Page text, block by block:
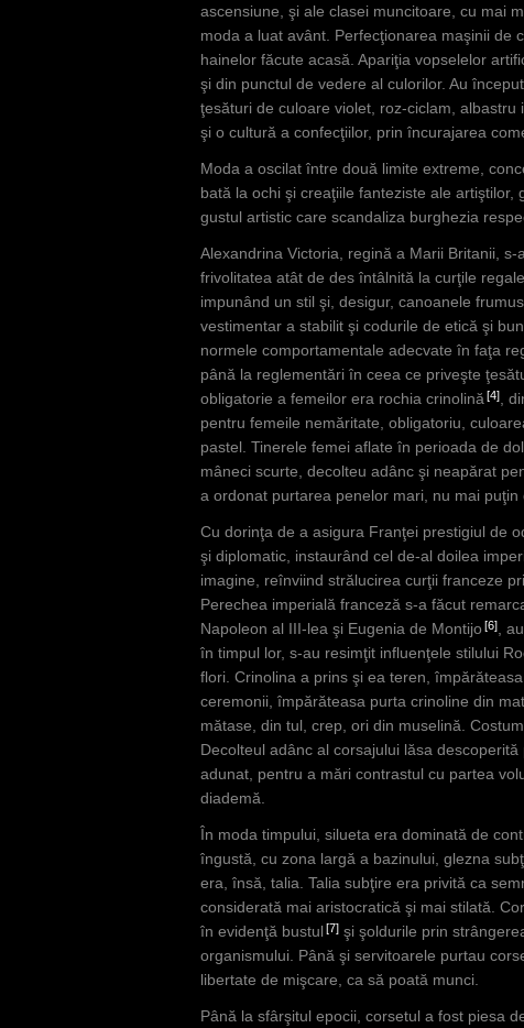
ascensiune, şi ale clasei muncitoare, cu mai
moda a luat avânt. Perfecţionarea maşinii de
hainelor făcute acasă. Apariţia vopselelor
şi din punctul de vedere al culorilor. Au
ţesături de culoare violet, roz-ciclam,
şi o cultură a confecţiilor, prin încurajarea
Moda a oscilat între două limite extreme,
bată la ochi şi creaţiile fanteziste ale
gustul artistic care scandaliza burghezia
Alexandrina Victoria, regină a Marii Britanii,
frivolitatea atât de des întâlnită la curţile
impunând un stil şi, desigur, canoanele
vestimentar a stabilit şi codurile de etică şi
normele comportamentale adecvate în faţa
până la reglementări în ceea ce priveşte
obligatorie a femeilor era rochia crinolină 4
,
pentru femeile nemăritate, obligatoriu,
pastel. Tinerele femei aflate în perioada de
mâneci scurte, decolteu adânc şi neapărat
a ordonat purtarea penelor mari, nu mai puţin
Cu dorinţa de a asigura Franţei prestigiul de
şi diplomatic, instaurând cel de-al doilea
imagine, reînviind strălucirea curţii franceze
Perechea imperială franceză s-a făcut
Napoleon al III-lea şi Eugenia de Montijo 6
,
în timpul lor, s-au resimţit influenţele stilului
flori. Crinolina a prins şi ea teren,
ceremonii, împărăteasa purta crinoline din
mătase, din tul, crep, ori din muselină.
Decolteul adânc al corsajului lăsa
adunat, pentru a mări contrastul cu partea
diademă.
În moda timpului, silueta era dominată de
îngustă, cu zona largă a bazinului, glezna
era, însă, talia. Talia subţire era privită ca
considerată mai aristocratică şi mai stilată.
în evidenţă bustul 7 şi şoldurile prin
organismului. Până şi servitoarele purtau
libertate de mişcare, ca să poată munci.
Până la sfârşitul epocii, corsetul a fost piesa